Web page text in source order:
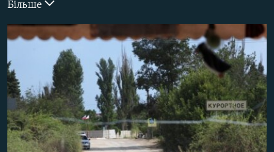
СВІДЧЕННЯ ОКУПАЦІЇ
УКРАЇНСЬКА ПРОБЛЕМА КРИМУ
ІНФОГРАФІКА
Русский
Qırımtatar
ДОЛУЧАЙСЯ!
Усі сайти RFE/RL
Більше